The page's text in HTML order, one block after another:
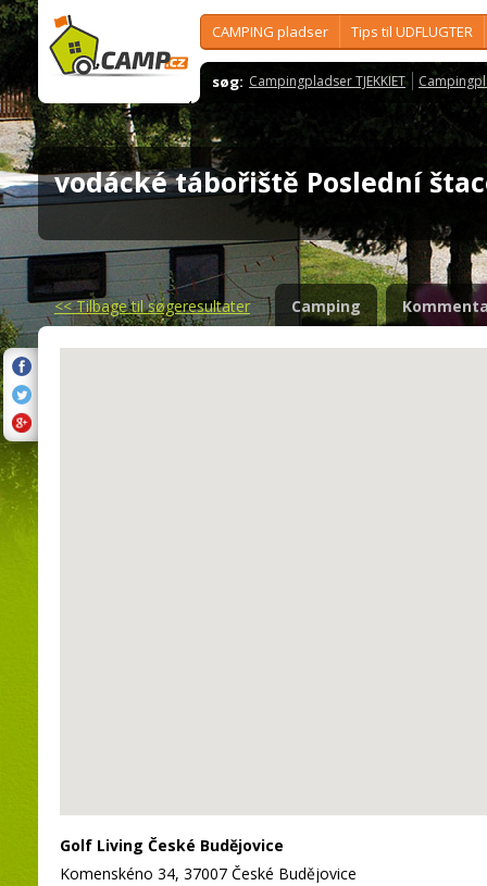
CAMPING pladser Tips til UDFLUGTER
søg: Campingpladser TJEKKIET
vodácké tábořiště Poslední
<<Tilbage til søgeresultater Camping
Golf Living České Budějovice
Komenskéno 34, 37007 České Budějovice